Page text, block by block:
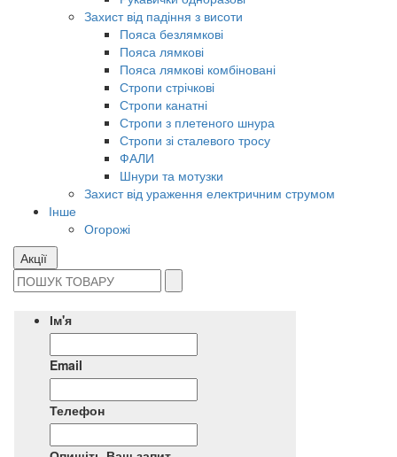
Захист від падіння з висоти
Пояса безлямкові
Пояса лямкові
Пояса лямкові комбіновані
Стропи стрічкові
Стропи канатні
Стропи з плетеного шнура
Стропи зі сталевого тросу
ФАЛИ
Шнури та мотузки
Захист від ураження електричним струмом
Інше
Огорожі
Акції
Ім'я
Email
Телефон